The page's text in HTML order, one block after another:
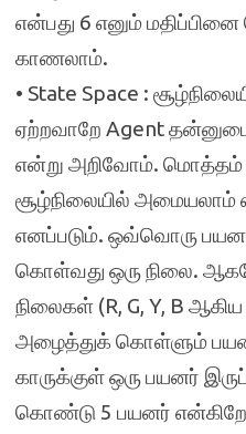
என்பது 6 எனும்
காணலாம்.
• State Space :
ஏற்றவாறே Agent
என்று அறிவோம்.
சூழ்நிலையில் அமையலாம்
எனப்படும். ஒவ்வொரு
கொள்வது ஒரு நிலை.
நிலைகள் (R, G, Y, B
அழைத்துக் கொள்ளும்
காருக்குள் ஒரு பயனர்
கொண்டு 5 பயனர்